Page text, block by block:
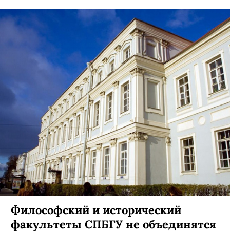
Философский и исторический
факультеты СПБГУ не объединятся